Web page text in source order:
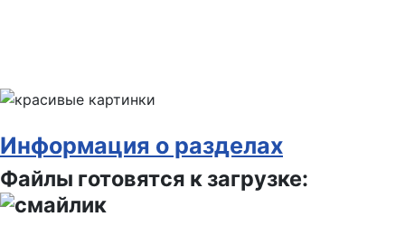
Информация о разделах
Файлы готовятся к загрузке: